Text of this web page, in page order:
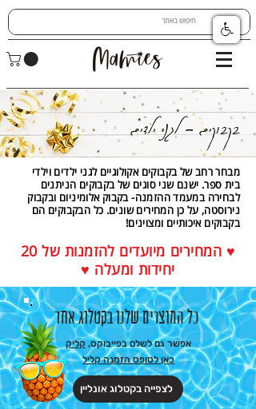
בקבוקים - לגני ילדים
מבחר רחב של בקבוקים אקולוגיים לגני ילדים וילדי
בית ספר. ישנם שני סוגים של בקבוקים הניתנים
לבחירה במעמד ההזמנה- בקבוק אלומיניום ובקבוק
נירוסטה, על כן המחירים שונים. כל הבקבוקים הם
בקבוקים איכותיים ומצוינים!
♥ המחירים מיועדים להזמנות של 20
יחידות ומעלה ♥
כל המוצרים שלנו בקטלוג אחד
אפשר גם לשלם בפייבוקס, קליק
כאן לטופס הזמנה קליל
לצפייה בקטלוג אונליין